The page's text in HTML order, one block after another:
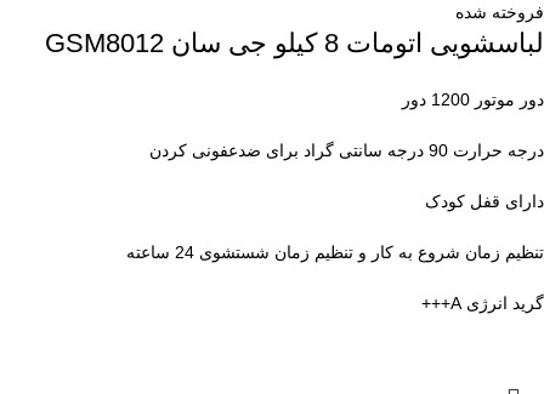
فروخته شده
لباسشویی اتومات 8 کیلو جی سان GSM8012
دور موتور 1200 دور
درجه حرارت 90 درجه سانتی گراد برای ضدعفونی کردن
دارای قفل کودک
تنظیم زمان شروع به کار و تنظیم زمان شستشوی 24 ساعته
گرید انرژی A+++